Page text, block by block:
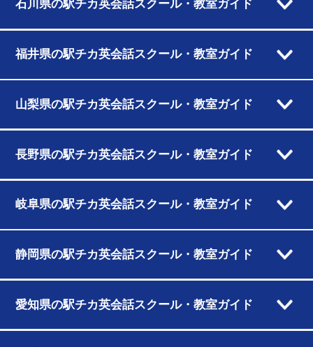
石川県の駅チカ英会話スクール・教室ガイド
福井県の駅チカ英会話スクール・教室ガイド
山梨県の駅チカ英会話スクール・教室ガイド
長野県の駅チカ英会話スクール・教室ガイド
岐阜県の駅チカ英会話スクール・教室ガイド
静岡県の駅チカ英会話スクール・教室ガイド
愛知県の駅チカ英会話スクール・教室ガイド